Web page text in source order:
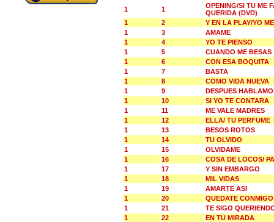
1 1
OPENING/SI TU ME
QUERIDA (DVD)
1
2
Y EN LA PLAY/YO
1
3
AMAME
1
4
YO TE PIENSO
1
5
CUANDO ME BESAS
1
6
CON ESA BOQUITA
1
7
BASTA
1
8
COMO VIDA NUEVA
1
9
DESPUES
1
10
SI YO TE CONTARA
1
11
ME VALE MADRES
1
12
ELLA/ TU PERFUME
1
13
BESOS ROTOS
1
14
TU OLVIDO
1
15
OLVIDAME
1
16
COSA DE LOCOS/
1
17
Y SIN EMBARGO
1
18
MIL VIDAS
1
19
AMARTE ASI
1
20
QUEDATE CONMIGO
1
21
TE SIGO
1
22
EN TU MIRADA